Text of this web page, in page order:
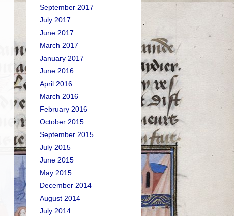
September 2017
July 2017
June 2017
March 2017
January 2017
June 2016
April 2016
March 2016
February 2016
October 2015
September 2015
July 2015
June 2015
May 2015
December 2014
August 2014
July 2014